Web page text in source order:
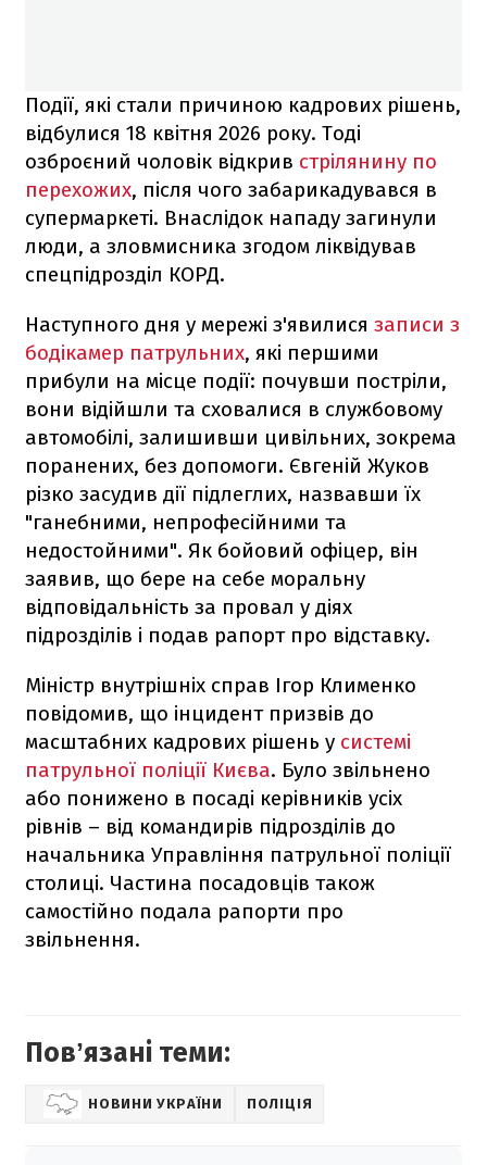
Події, які стали причиною кадрових рішень,
відбулися 18 квітня 2026 року. Тоді
озброєний чоловік відкрив стрілянину по
перехожих, після чого забарикадувався в
супермаркеті. Внаслідок нападу загинули
люди, а зловмисника згодом ліквідував
спецпідрозділ КОРД.
Наступного дня у мережі з'явилися записи з
бодікамер патрульних, які першими
прибули на місце події: почувши постріли,
вони відійшли та сховалися в службовому
автомобілі, залишивши цивільних, зокрема
поранених, без допомоги. Євгеній Жуков
різко засудив дії підлеглих, назвавши їх
"ганебними, непрофесійними та
недостойними". Як бойовий офіцер, він
заявив, що бере на себе моральну
відповідальність за провал у діях
підрозділів і подав рапорт про відставку.
Міністр внутрішніх справ Ігор Клименко
повідомив, що інцидент призвів до
масштабних кадрових рішень у системі
патрульної поліції Києва. Було звільнено
або понижено в посаді керівників усіх
рівнів – від командирів підрозділів до
начальника Управління патрульної поліції
столиці. Частина посадовців також
самостійно подала рапорти про
звільнення.
Повʼязані теми:
НОВИНИ УКРАЇНИ ПОЛІЦІЯ